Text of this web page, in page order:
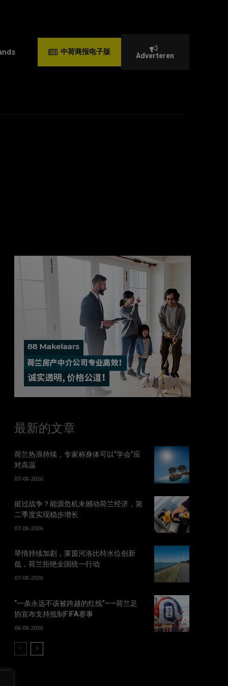
中荷商报电子版 Adverteren
最新的文章
荷兰热浪持续，专家称身体可以“学会”应
对高温
07-08-2026
挺过战争？能源危机未撼动荷兰经济，第
二季度实现稳步增长
07-08-2026
旱情持续加剧，莱茵河洛比特水位创新
低，荷兰拒绝全国统一行动
07-08-2026
“一条永远不该被跨越的红线”——荷兰足
协宣布支持抵制FIFA赛事
06-08-2026